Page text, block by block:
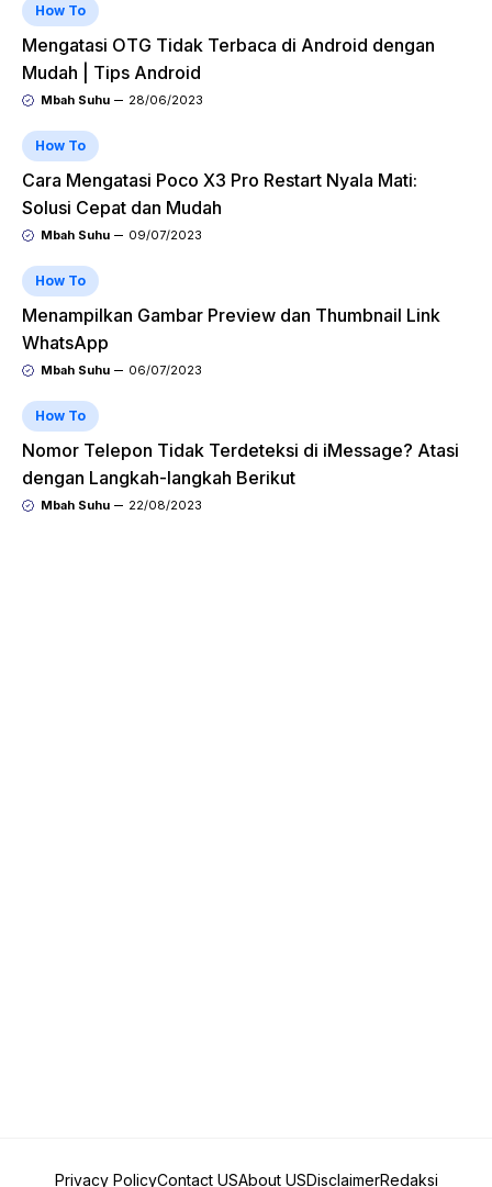
How To
Mengatasi OTG Tidak Terbaca di Android dengan
Mudah | Tips Android
Mbah Suhu 28/06/2023
How To
Cara Mengatasi Poco X3 Pro Restart Nyala Mati:
Solusi Cepat dan Mudah
Mbah Suhu 09/07/2023
How To
Menampilkan Gambar Preview dan Thumbnail Link
WhatsApp
Mbah Suhu 06/07/2023
How To
Nomor Telepon Tidak Terdeteksi di iMessage? Atasi
dengan Langkah-langkah Berikut
Mbah Suhu 22/08/2023
Privacy PolicyContact USAbout USDisclaimerRedaksi